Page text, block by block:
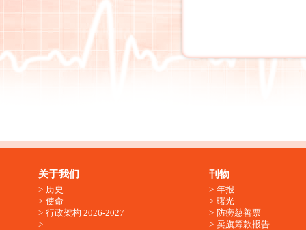
关于我们
历史
使命
行政架构 2026-2027
刊物
年报
曙光
防痨慈善票
卖旗筹款报告